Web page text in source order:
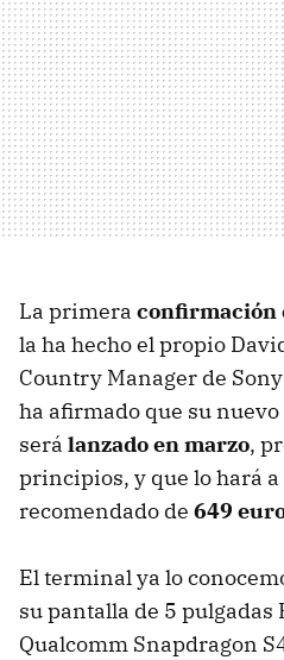
La primera confirmación
la ha hecho el propio
Country Manager de
ha afirmado que su
será lanzado en marzo,
principios, y que lo hará
recomendado de 649
El terminal ya lo
su pantalla de 5 pulgadas
Qualcomm Snapdragon